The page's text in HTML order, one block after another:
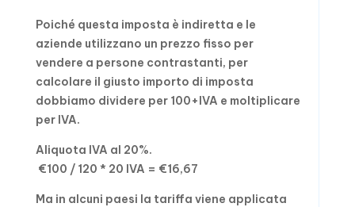
Poiché questa imposta è indiretta e le
aziende utilizzano un prezzo fisso per
vendere a persone contrastanti, per
calcolare il giusto importo di imposta
dobbiamo dividere per 100+IVA e moltiplicare
per IVA.
Aliquota IVA al 20%.
€100 / 120 * 20 IVA = €16,67
Ma in alcuni paesi la tariffa viene applicata